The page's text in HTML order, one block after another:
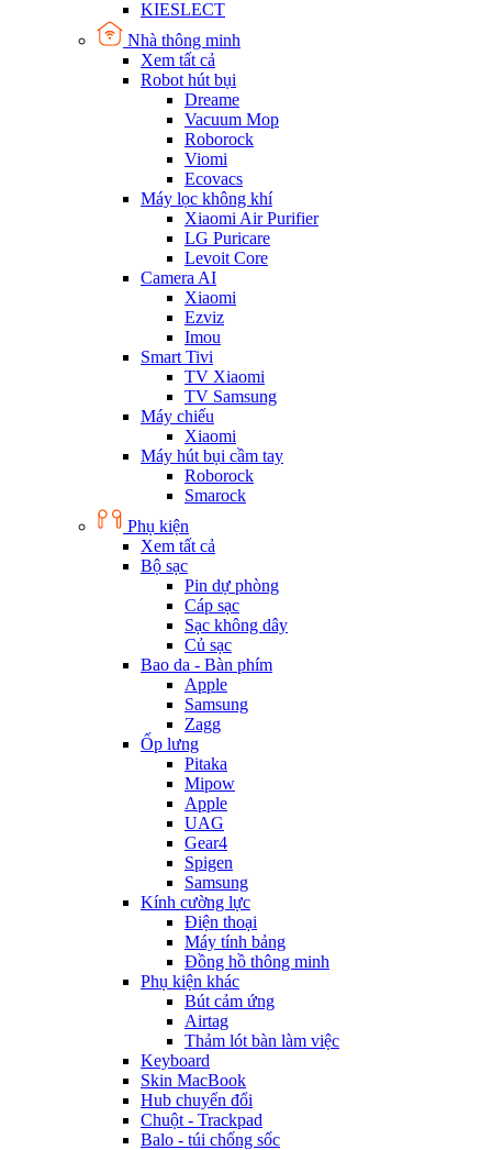
KIESLECT
Nhà thông minh
Xem tất cả
Robot hút bụi
Dreame
Vacuum Mop
Roborock
Viomi
Ecovacs
Máy lọc không khí
Xiaomi Air Purifier
LG Puricare
Levoit Core
Camera AI
Xiaomi
Ezviz
Imou
Smart Tivi
TV Xiaomi
TV Samsung
Máy chiếu
Xiaomi
Máy hút bụi cầm tay
Roborock
Smarock
Phụ kiện
Xem tất cả
Bộ sạc
Pin dự phòng
Cáp sạc
Sạc không dây
Củ sạc
Bao da - Bàn phím
Apple
Samsung
Zagg
Ốp lưng
Pitaka
Mipow
Apple
UAG
Gear4
Spigen
Samsung
Kính cường lực
Điện thoại
Máy tính bảng
Đồng hồ thông minh
Phụ kiện khác
Bút cảm ứng
Airtag
Thảm lót bàn làm việc
Keyboard
Skin MacBook
Hub chuyển đổi
Chuột - Trackpad
Balo - túi chống sốc